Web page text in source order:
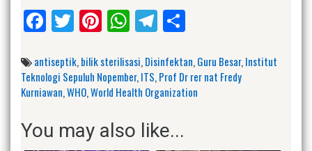
Facebook
Twitter
Pinterest
WhatsApp
Telegram
antiseptik,bilik sterilisasi,Disinfektan,Guru Besar,Institut
Teknologi Sepuluh Nopember,ITS,Prof Dr rer nat Fredy
Kurniawan,WHO,World Health Organization
You may also like...